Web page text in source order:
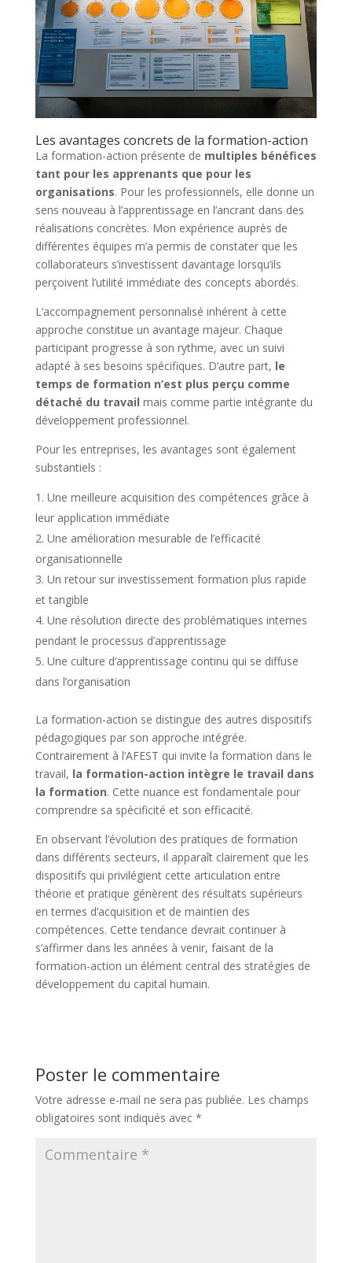
Les avantages concrets de la formation-action
La formation-action présente de multiples bénéfices
tant pour les apprenants que pour les
organisations. Pour les professionnels, elle donne un
sens nouveau à l’apprentissage en l’ancrant dans des
réalisations concrètes. Mon expérience auprès de
différentes équipes m’a permis de constater que les
collaborateurs s’investissent davantage lorsqu’ils
perçoivent l’utilité immédiate des concepts abordés.
L’accompagnement personnalisé inhérent à cette
approche constitue un avantage majeur. Chaque
participant progresse à son rythme, avec un suivi
adapté à ses besoins spécifiques. D’autre part, le
temps de formation n’est plus perçu comme
détaché du travail mais comme partie intégrante du
développement professionnel.
Pour les entreprises, les avantages sont également
substantiels :
Une meilleure acquisition des compétences grâce à
leur application immédiate
Une amélioration mesurable de l’efficacité
organisationnelle
Un retour sur investissement formation plus rapide
et tangible
Une résolution directe des problématiques internes
pendant le processus d’apprentissage
Une culture d’apprentissage continu qui se diffuse
dans l’organisation
La formation-action se distingue des autres dispositifs
pédagogiques par son approche intégrée.
Contrairement à l’AFEST qui invite la formation dans le
travail, la formation-action intègre le travail dans
la formation. Cette nuance est fondamentale pour
comprendre sa spécificité et son efficacité.
En observant l’évolution des pratiques de formation
dans différents secteurs, il apparaît clairement que les
dispositifs qui privilégient cette articulation entre
théorie et pratique génèrent des résultats supérieurs
en termes d’acquisition et de maintien des
compétences. Cette tendance devrait continuer à
s’affirmer dans les années à venir, faisant de la
formation-action un élément central des stratégies de
développement du capital humain.
Poster le commentaire
Votre adresse e-mail ne sera pas publiée. Les champs
obligatoires sont indiqués avec *